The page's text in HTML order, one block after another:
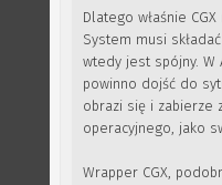
Dlatego właśnie
System musi
wtedy jest spójny. W
powinno dojść do
obrazi się i zabierze
operacyjnego, jako
Wrapper CGX,